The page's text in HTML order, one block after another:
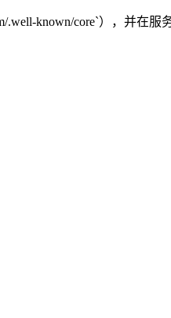
.well-known/core`），并在